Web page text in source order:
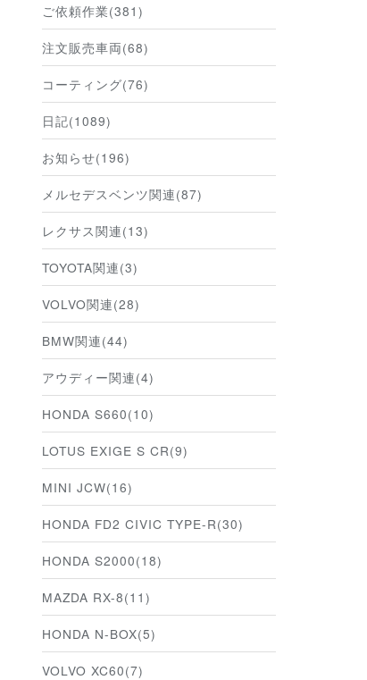
ご依頼作業(381)
注文販売車両(68)
コーティング(76)
日記(1089)
お知らせ(196)
メルセデスベンツ関連(87)
レクサス関連(13)
TOYOTA関連(3)
VOLVO関連(28)
BMW関連(44)
アウディー関連(4)
HONDA S660(10)
LOTUS EXIGE S CR(9)
MINI JCW(16)
HONDA FD2 CIVIC TYPE-R(30)
HONDA S2000(18)
MAZDA RX-8(11)
HONDA N-BOX(5)
VOLVO XC60(7)